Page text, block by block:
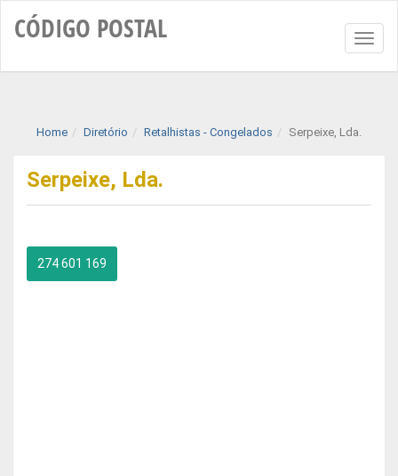
CÓDIGO POSTAL
Home Diretório Retalhistas - Congelados Serpeixe, Lda.
Serpeixe, Lda.
274 601 169